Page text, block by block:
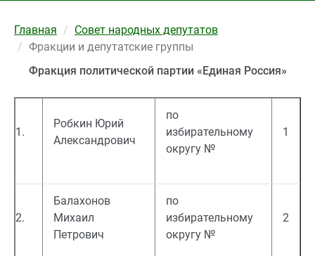
Главная
Совет народных депутатов
Фракции и депутатские группы
Фракция политической партии «Единая Россия»
1.
Робкин Юрий
Александрович
по
избирательному
округу №
1
2.
Балахонов
Михаил
Петрович
по
избирательному
округу №
2